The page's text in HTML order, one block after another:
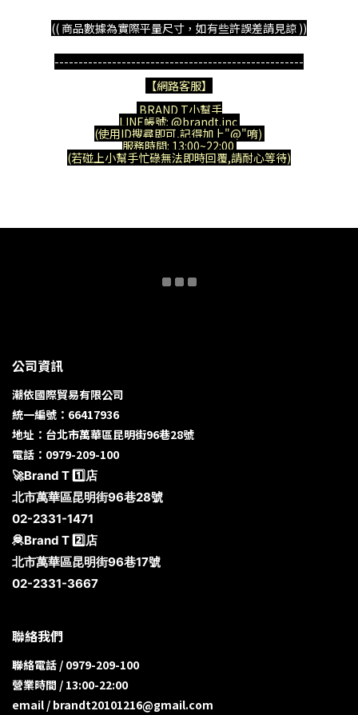
(( 商品數據為實際平量尺寸，如有些許誤差請見諒 ))
----------------------------------------------------
【網路客服】
BRAND T小幫手
LINE帳號: @brandt.inc
(使用ID搜尋即可,記得加上"@"唷)
服務時間: 13:00~22:00
(若碰上小幫手忙碌無法即時回覆,請耐心等待)
公司資訊
潮依國際貿易有限公司
統一編號：66417936
地址：台北市萬華區昆明街96巷28號
電話：0979-209-100
🚀Brand T 1️⃣店
北市萬華區昆明街96巷28號
02-2331-1471
🦧Brand T 2️⃣店
北市萬華區昆明街96巷17號
02-2331-3667
聯絡我們
聯絡電話 / 0979-209-100
營業時間 / 13:00-22:00
email / brandt20101216@gmail.com